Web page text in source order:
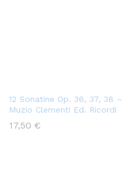
12 Sonatine Op. 36, 37, 38 –
Muzio Clementi Ed. Ricordi
17,50 €